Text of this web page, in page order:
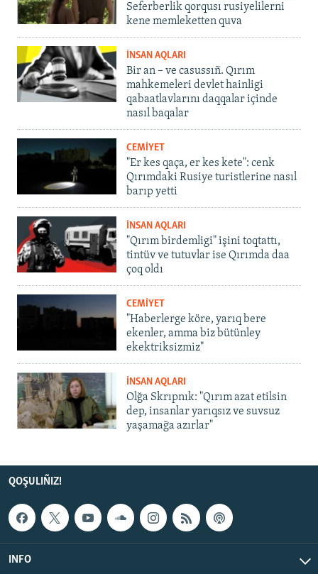
Seferberlik qorqusı rusiyelilerni
kene memleketten quva
İNSAN AQLARI
Bir an – ve casussıñ. Qırım
mahkemeleri devlet hainligi
qabaatlavlarını daqqalar içinde
nasıl baqalar
CEMİYET
"Er kes qaça, er kes kete": cenk
Qırımdaki Rusiye turistlerine nasıl
barıp yetti
İNSAN AQLARI
"Qırım birdemligi" işini toqtattı,
tintüv ve tutuvlar ise Qırımda daa
çoq oldı
CEMİYET
"Haberlerge köre, yarıq bere
ekenler, amma biz bütünley
ekektriksizmiz"
İNSAN AQLARI
Olğa Skrıpnık: "Qırım azat etilsin
dep, insanlar yarıqsız ve suvsuz
yaşamağa azırlar"
QOŞULIÑIZ!
INFO